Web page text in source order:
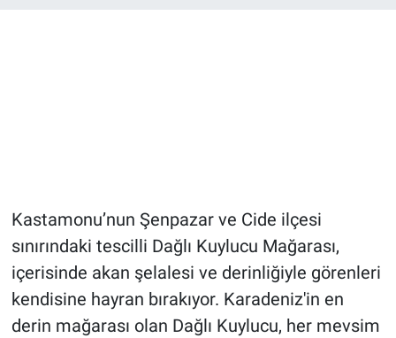
Kastamonu’nun Şenpazar ve Cide ilçesi
sınırındaki tescilli Dağlı Kuylucu Mağarası,
içerisinde akan şelalesi ve derinliğiyle görenleri
kendisine hayran bırakıyor. Karadeniz'in en
derin mağarası olan Dağlı Kuylucu, her mevsim